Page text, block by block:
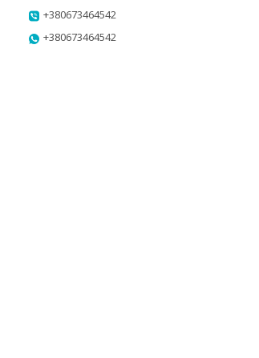
+380673464542
+380673464542